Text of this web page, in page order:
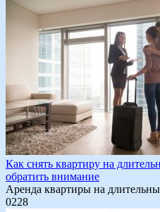
Как снять квартиру на
обратить внимание
Аренда квартиры на
0228